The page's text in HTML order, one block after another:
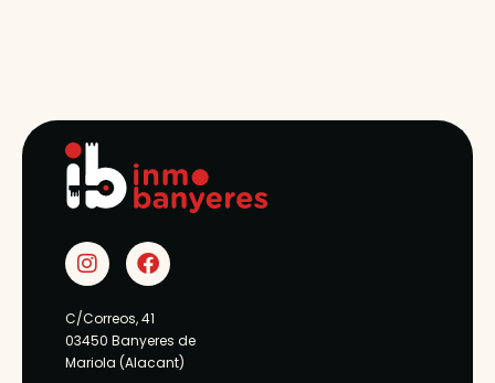
C/Correos, 41
03450 Banyeres de
Mariola (Alacant)